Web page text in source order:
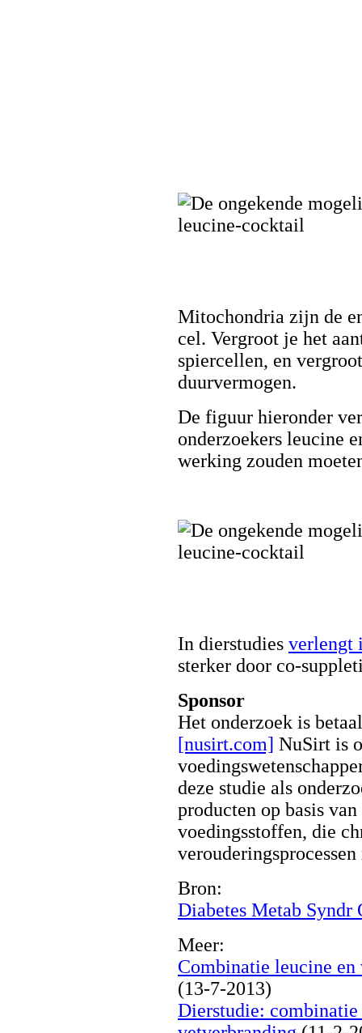
Mitochondria zijn de
cel. Vergroot je het
spiercellen, en
duurvermogen.
De figuur hieronder
onderzoekers leucine
werking zouden
In dierstudies verlengt
sterker door co-
Sponsor
Het onderzoek is
[nusirt.com] NuSirt is
deze studie als
producten op basis
voedingsstoffen, die
Bron:
Diabetes Metab Syndr
Meer:
Combinatie leucine
(13-7-2013)
Dierstudie: